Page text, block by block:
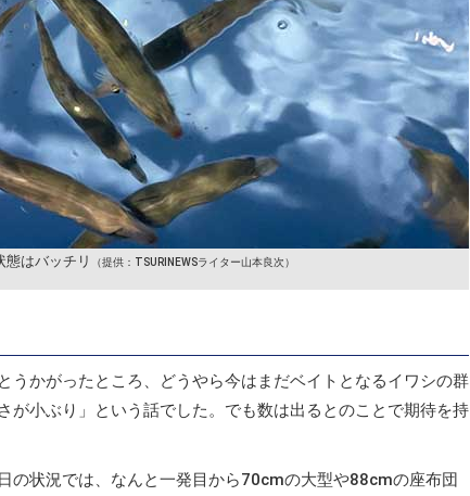
態はバッチリ （提供：TSURINEWSライター山本良次）
うかがったところ、どうやら今はまだベイトとなるイワシの群
が小ぶり」という話でした。でも数は出るとのことで期待を持
の状況では、なんと一発目から70cmの大型や88cmの座布団